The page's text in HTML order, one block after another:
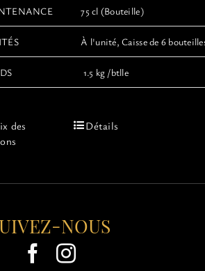
75 cl (Bouteille)
À l'unité, Caisse de 6
1.5 kg /btlle
des
Ce
variations.
options
peuvent
être
choisies
Détails
NOUS